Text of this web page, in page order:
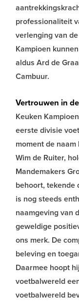
professionaliteit
verlenging van
Kampioen
aldus Ard de
Cambuur.
Vertrouwen in
Keuken
eerste divisie
moment de
Wim de Ruiter,
Mandemakers
behoort, tekende
is nog steeds
naamgeving van
geweldige
ons merk. De
beleving en
Daarmee hoopt
voetbalwereld
voetbalwereld